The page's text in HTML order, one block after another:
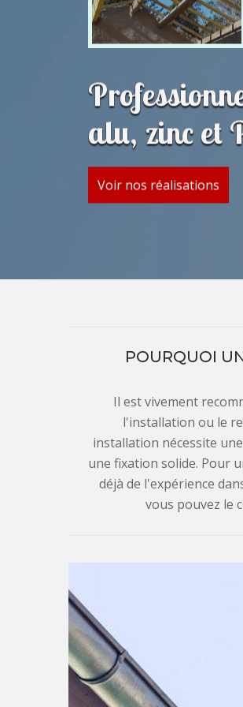
alu, zinc et
Voir nos réalisations
POURQUOI
Il est vivement
l'installation ou le
installation nécessite
une fixation solide. Pour
déjà de l'expérience
vous pouvez le